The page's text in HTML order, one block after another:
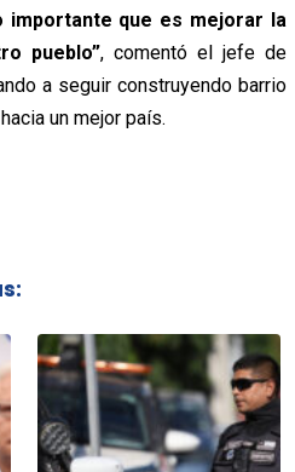
importante que es mejorar la
pueblo”, comentó el jefe de
a seguir construyendo barrio
un mejor país.